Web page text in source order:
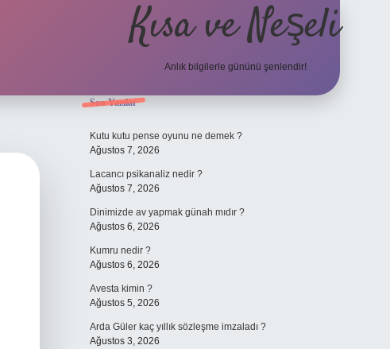
Kısa ve Neşeli
Anlık bilgilerle gününü şenlendir!
Sidebar
Son Yazılar
Kutu kutu pense oyunu ne demek ?
Ağustos 7, 2026
Lacancı psikanaliz nedir ?
Ağustos 7, 2026
Dinimizde av yapmak günah mıdır ?
Ağustos 6, 2026
Kumru nedir ?
Ağustos 6, 2026
Avesta kimin ?
Ağustos 5, 2026
Arda Güler kaç yıllık sözleşme imzaladı ?
Ağustos 3, 2026